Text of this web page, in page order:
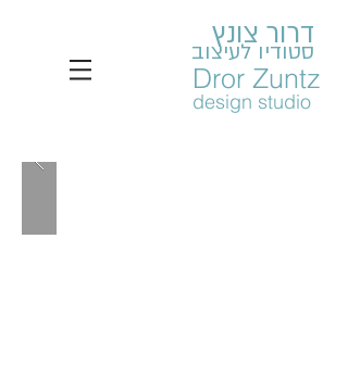
דרור צונץ
סטודיו לעיצוב
Dror Zuntz
design studio